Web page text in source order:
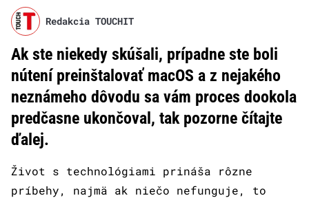
Redakcia TOUCHIT
Ak ste niekedy skúšali, prípadne ste boli
nútení preinštalovať macOS a z nejakého
neznámeho dôvodu sa vám proces dookola
predčasne ukončoval, tak pozorne čítajte
ďalej.
Život s technológiami prináša rôzne
príbehy, najmä ak niečo nefunguje, to